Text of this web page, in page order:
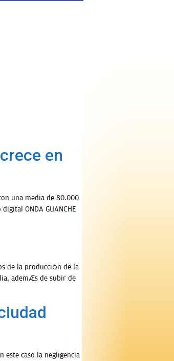
en
una media de 80.000
ONDA GUANCHE
de la producción de la
además de subir de
este caso la negligencia